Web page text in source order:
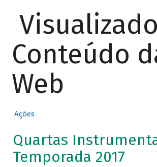
Conteúdo
Web
Ações
Quartas
Temporada 2017